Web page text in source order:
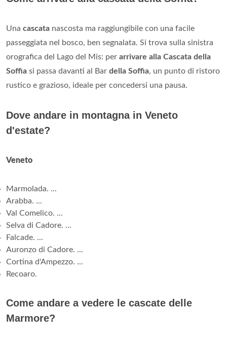
Una cascata nascosta ma raggiungibile con una facile
passeggiata nel bosco, ben segnalata. Si trova sulla sinistra
orografica del Lago del Mis: per arrivare alla Cascata della
Soffia si passa davanti al Bar della Soffia, un punto di ristoro
rustico e grazioso, ideale per concedersi una pausa.
Dove andare in montagna in Veneto
d'estate?
Veneto
Marmolada. ...
Arabba. ...
Val Comelico. ...
Selva di Cadore. ...
Falcade. ...
Auronzo di Cadore. ...
Cortina d'Ampezzo. ...
Recoaro.
Come andare a vedere le cascate delle
Marmore?